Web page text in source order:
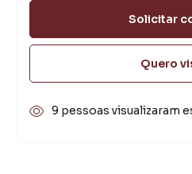
Solicitar
Quero
9 pessoas visualizaram